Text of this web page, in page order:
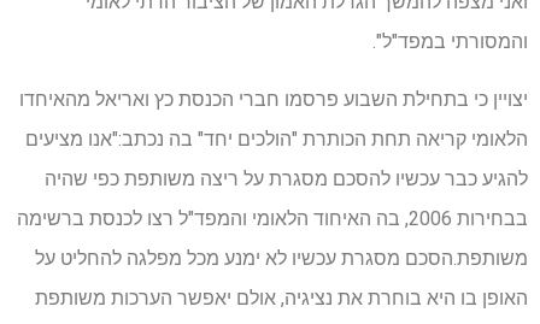
והמסורתי במפד"ל".
יצויין כי בתחילת השבוע פרסמו חברי הכנסת כץ ואריאל מהאיחדו
הלאומי קריאה תחת הכותרת "הולכים יחד" בה נכתב:"אנו מציעים
להגיע כבר עכשיו להסכם מסגרת על ריצה משותפת כפי שהיה
בבחירות 2006, בה האיחוד הלאומי והמפד"ל רצו לכנסת ברשימה
משותפת.הסכם מסגרת עכשיו לא ימנע מכל מפלגה להחליט על
האופן בו היא בוחרת את נציגיה, אולם יאפשר הערכות משותפת